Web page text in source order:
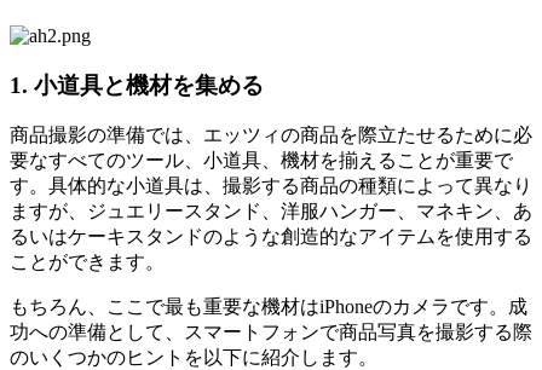
1. 小道具と機材を集める
商品撮影の準備では、エッツィの商品を際立たせるために必
要なすべてのツール、小道具、機材を揃えることが重要で
す。具体的な小道具は、撮影する商品の種類によって異なり
ますが、ジュエリースタンド、洋服ハンガー、マネキン、あ
るいはケーキスタンドのような創造的なアイテムを使用する
ことができます。
もちろん、ここで最も重要な機材はiPhoneのカメラです。成
功への準備として、スマートフォンで商品写真を撮影する際
のいくつかのヒントを以下に紹介します。